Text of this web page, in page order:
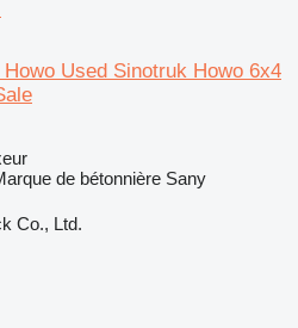
Used Sinotruk Howo 6x4
de bétonnière Sany
Co., Ltd.